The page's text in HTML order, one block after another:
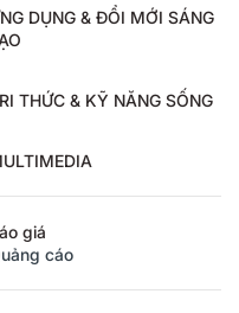
DỤNG & ĐỔI MỚI SÁNG
THỨC & KỸ NĂNG SỐNG
giá
cáo